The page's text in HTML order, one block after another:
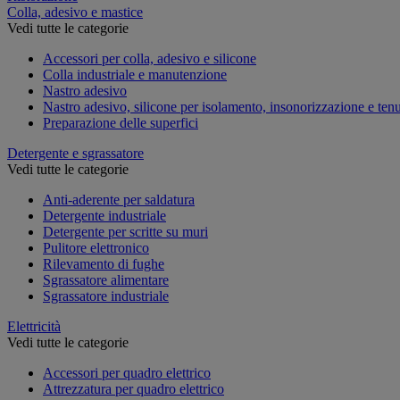
Colla, adesivo e mastice
Vedi tutte le categorie
Accessori per colla, adesivo e silicone
Colla industriale e manutenzione
Nastro adesivo
Nastro adesivo, silicone per isolamento, insonorizzazione e
Preparazione delle superfici
Detergente e sgrassatore
Vedi tutte le categorie
Anti-aderente per saldatura
Detergente industriale
Detergente per scritte su muri
Pulitore elettronico
Rilevamento di fughe
Sgrassatore alimentare
Sgrassatore industriale
Elettricità
Vedi tutte le categorie
Accessori per quadro elettrico
Attrezzatura per quadro elettrico